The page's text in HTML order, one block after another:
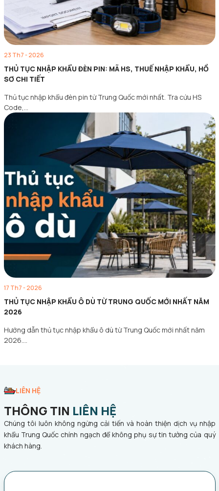
23 Th7 - 2026
THỦ TỤC NHẬP KHẨU ĐÈN PIN: MÃ HS, THUẾ NHẬP KHẨU, HỒ
SƠ CHI TIẾT
Thủ tục nhập khẩu đèn pin từ Trung Quốc mới nhất. Tra cứu HS
Code,…
17 Th7 - 2026
THỦ TỤC NHẬP KHẨU Ô DÙ TỪ TRUNG QUỐC MỚI NHẤT NĂM
2026
Hướng dẫn thủ tục nhập khẩu ô dù từ Trung Quốc mới nhất năm
2026.…
LIÊN HỆ
THÔNG TIN LIÊN HỆ
Chúng tôi luôn không ngừng cải tiến và hoàn thiện dịch vụ nhập
khẩu Trung Quốc chính ngạch để không phụ sự tin tưởng của quý
khách hàng.